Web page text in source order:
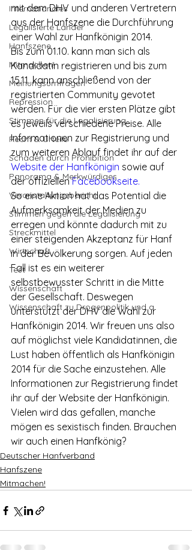
Internationales
Legalisierte Länder
Hanfszene
Mitmachen!
Meinungsumfragen
Repression
Stimmen für die Legalisierung
Recht & Urteile
Schäden durch Prohibition
Panorama & Merkwürdiges
Veranstaltungsbericht
Stimmen gegen die Legalisierung
Streckmittel
Wirtschaft
Test
Wissenschaft
Wissenschaft zu Drogenpolitik und a
mit dem DHV und anderen Vertretern
aus der Hanfszene die Durchführung
einer Wahl zur Hanfkönigin 2014.
Bis zum 01.10. kann man sich als
Kandidatin registrieren und bis zum
15.11. kann anschließend von der
registrierten Community gevotet
werden. Für die vier ersten Plätze gibt
es jeweils verschiedene Preise. Alle
Informationen zur Registrierung und
zum weiteren Ablauf findet ihr auf der
Website der Hanfkönigin sowie auf
der offiziellen Facebookseite.
So eine Aktion hat das Potential die
Aufmerksamkeit der Medien zu
erregen und könnte dadurch mit zu
einer steigenden Akzeptanz für Hanf
in der Bevölkerung sorgen. Auf jeden
Fall ist es ein weiterer
selbstbewusster Schritt in die Mitte
der Gesellschaft. Deswegen
unterstützt der DHV die Wahl zur
Hanfkönigin 2014. Wir freuen uns also
auf möglichst viele Kandidatinnen, die
Lust haben öffentlich als Hanfkönigin
2014 für die Sache einzustehen. Alle
Informationen zur Registrierung findet
ihr auf der Website der Hanfkönigin.
Vielen wird das gefallen, manche
mögen es sexistisch finden. Brauchen
wir auch einen Hanfkönig?
Deutscher Hanfverband
Hanfszene
Mitmachen!